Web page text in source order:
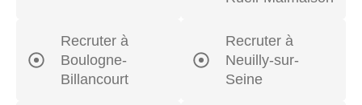
Recruter à
Boulogne-
Billancourt
Recruter à
Neuilly-sur-
Seine